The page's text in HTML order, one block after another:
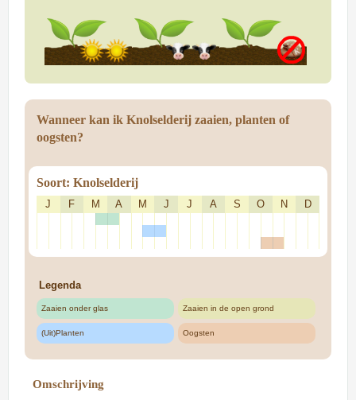
Wanneer kan ik Knolselderij zaaien, planten of
oogsten?
Soort: Knolselderij
J F M A M J J A S O N D
Legenda
Zaaien onder glas Zaaien in de open grond
(Uit)Planten Oogsten
Omschrijving